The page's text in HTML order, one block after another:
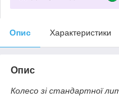
Опис Характеристики
Опис
Колесо зі стандартної